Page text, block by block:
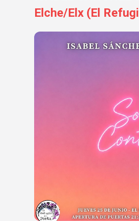
Elche/Elx (El